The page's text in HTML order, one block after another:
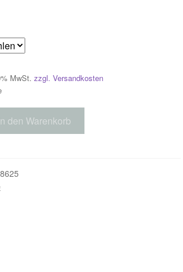
MwSt. zzgl. Versandkosten
den Warenkorb